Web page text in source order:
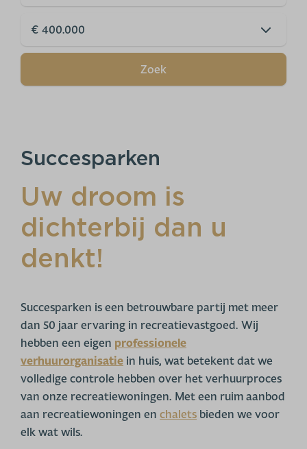
Zoek
Succesparken
Uw droom is
dichterbij dan u
denkt!
Succesparken is een betrouwbare partij met meer
dan 50 jaar ervaring in recreatievastgoed. Wij
hebben een eigen professionele
verhuurorganisatie in huis, wat betekent dat we
volledige controle hebben over het verhuurproces
van onze recreatiewoningen. Met een ruim aanbod
aan recreatiewoningen enchalets bieden we voor
elk wat wils.